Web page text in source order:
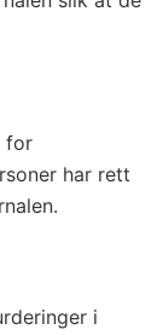
for
har rett
i